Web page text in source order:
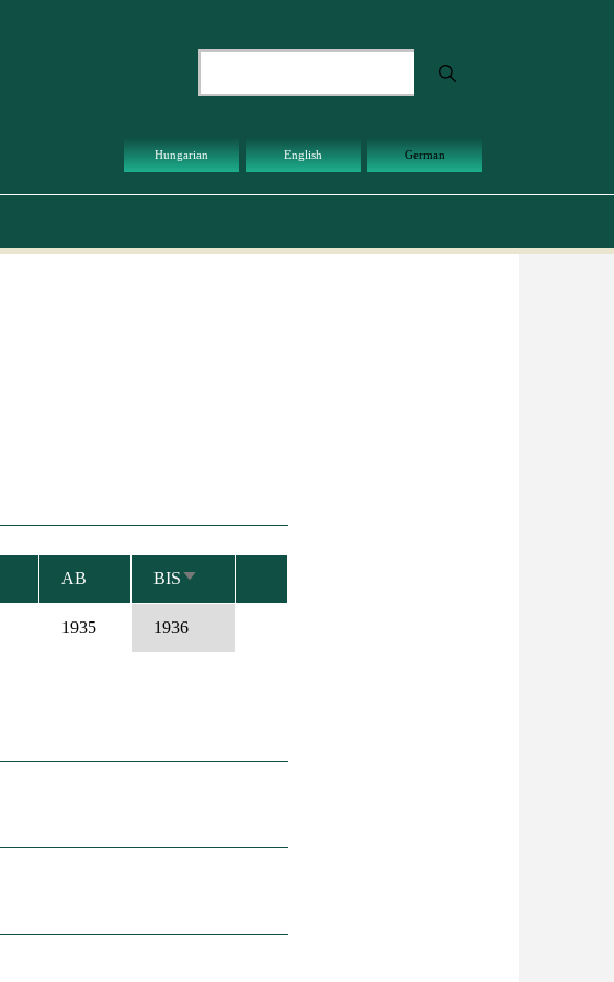
Hungarian English German
AB BISAUFSTEIGEND
SORTIEREN
1935 1936